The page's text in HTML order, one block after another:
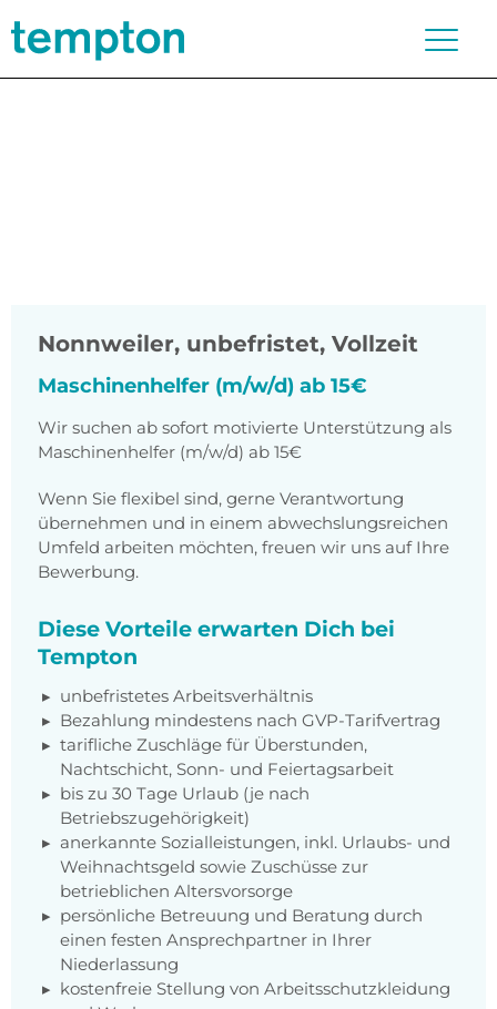
Nonnweiler, unbefristet, Vollzeit
Maschinenhelfer (m/w/d) ab 15€
Wir suchen ab sofort motivierte Unterstützung als
Maschinenhelfer (m/w/d) ab 15€
Wenn Sie flexibel sind, gerne Verantwortung
übernehmen und in einem abwechslungsreichen
Umfeld arbeiten möchten, freuen wir uns auf Ihre
Bewerbung.
Diese Vorteile erwarten Dich bei
Tempton
unbefristetes Arbeitsverhältnis
Bezahlung mindestens nach GVP-Tarifvertrag
tarifliche Zuschläge für Überstunden,
Nachtschicht, Sonn- und Feiertagsarbeit
bis zu 30 Tage Urlaub (je nach
Betriebszugehörigkeit)
anerkannte Sozialleistungen, inkl. Urlaubs- und
Weihnachtsgeld sowie Zuschüsse zur
betrieblichen Altersvorsorge
persönliche Betreuung und Beratung durch
einen festen Ansprechpartner in Ihrer
Niederlassung
kostenfreie Stellung von Arbeitsschutzkleidung